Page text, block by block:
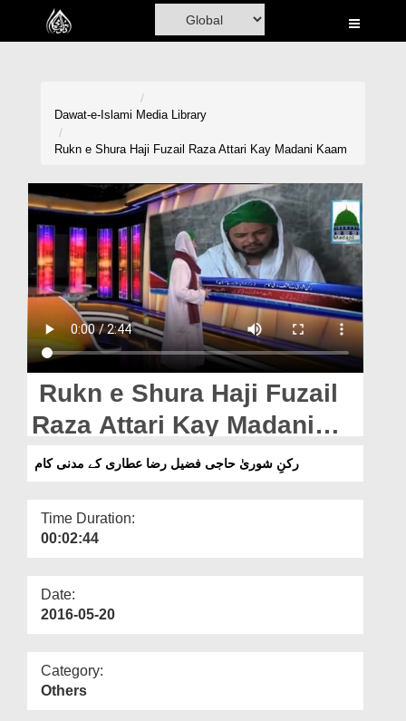
Home
Volunteer Portal
Rohani Ilaj
Donation
Blog
Magazine
Dawat-e-Islami Media Library
Rukn e Shura Haji Fuzail Raza Attari Kay Madani Kaam
Rukn e Shura Haji Fuzail
Raza Attari Kay Madani
Kaam
رکنِ شوریٰ حاجی فضیل رضا عطاری کے مدنی کام
Time Duration:
00:02:44
Date:
2016-05-20
Category:
Others